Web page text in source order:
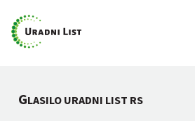
GLASILO URADNI LIST RS